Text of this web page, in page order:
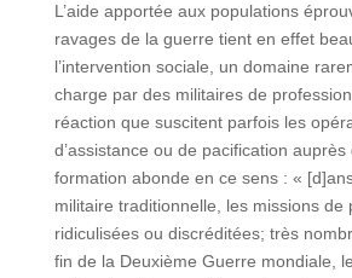
L’aide apportée aux populations
ravages de la guerre tient en effet
l’intervention sociale, un domaine
charge par des militaires de
réaction que suscitent parfois les
d’assistance ou de pacification
formation abonde en ce sens : «
militaire traditionnelle, les missions de
ridiculisées ou discréditées; très
fin de la Deuxième Guerre mondiale,